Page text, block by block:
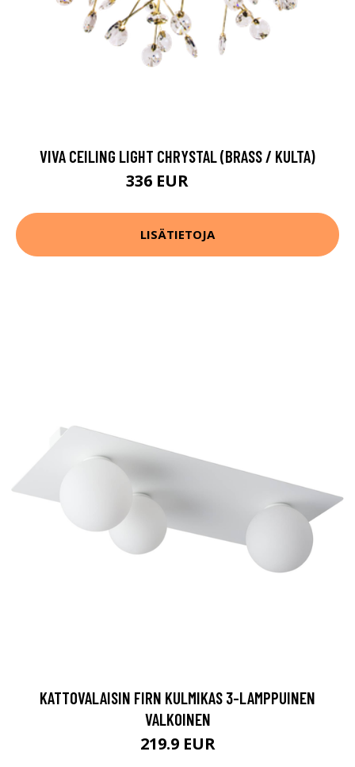
VIVA CEILING LIGHT CHRYSTAL (BRASS / KULTA)
336 EUR
LISÄTIETOJA
KATTOVALAISIN FIRN KULMIKAS 3-LAMPPUINEN
VALKOINEN
219.9 EUR